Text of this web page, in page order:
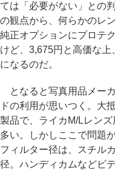
ては「必要がない」との
の観点から、何らかのレ
純正オプションにプロテ
けど、3,675円と高価な
になるのだ。
となると写真用品メー
ドの利用が思いつく。大
製品で、ライカM/Lレン
多い。しかしここで問題
フィルター径は、スチル
径。ハンディカムなどビ